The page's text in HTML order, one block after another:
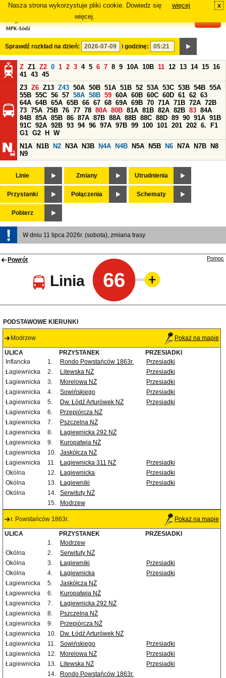
Nasza strona wykorzystuje pliki cookie. Dowiedz się
więcej.
więcej x
Sprawdź rozkład na dzień: i godzinę:
Z Z1 Z2 0 1 2 3 4 5 6 7 8 9 10A 10B 11 12 13 14 15 16
41 43 45
Z3 Z6 Z13 Z43 50A 50B 51A 51B 52 53A 53C 53B 54B 55A
55B 55C 56 57 58A 58B 59 60A 60B 60C 60D 61 62 63
64A 64B 65A 65B 66 67 68 69A 69B 70 71A 71B 72A 72B
73 75A 75B 76 77 78 80A 80B 81A 81B 82A 82B 83 84A
84B 85A 85B 86 87A 87B 88A 88B 88C 88D 89 90 91A 91B
91C 92A 92B 93 94 96 97A 97B 99 100 101 201 202 6.
F1
G1 G2 H
W
N1A
N1B N2 N3A N3B N4A N4B N5A N5B N6 N7A N7B
N8
N9
Linie Zmiany Utrudnienia
Przystanki Połączenia Schematy
Pobierz
W dniu 11 lipca 2026r. (sobota), zmiana trasy
Powrót
Linia 66
Pomoc
PODSTAWOWE KIERUNKI
Modrzew Pokaż na mapie
ULICA PRZYSTANEK
PRZESIADKI
Inflancka
1. Rondo Powstańców 1863r.
Przesiadki
Łagiewnicka
2. Litewska NŻ
Przesiadki
Łagiewnicka
3. Morelowa NŻ
Przesiadki
Łagiewnicka
4. Sowińskiego
Przesiadki
Łagiewnicka
5. Dw. Łódź Arturówek NŻ
Przesiadki
Łagiewnicka
6.
Przepiórcza NŻ
Łagiewnicka
7.
Pszczelna NŻ
Łagiewnicka
8.
Łagiewnicka 292 NŻ
Łagiewnicka
9.
Kuropatwia NŻ
Łagiewnicka
10. Jaskółcza NŻ
Łagiewnicka
11. Łagiewnicka 311 NŻ
Przesiadki
Okólna
12. Łagiewnicka
Przesiadki
Okólna
13. Łagiewniki
Przesiadki
Okólna
14. Serwituty NŻ
15.
Modrzew
r. Powstańców 1863r. Pokaż na mapie
ULICA PRZYSTANEK
PRZESIADKI
1.
Modrzew
Okólna
2.
Serwituty NŻ
Okólna
3. Łagiewniki
Przesiadki
Okólna
4. Łagiewnicka
Przesiadki
Łagiewnicka
5.
Jaskółcza NŻ
Łagiewnicka
6.
Kuropatwia NŻ
Łagiewnicka
7.
Łagiewnicka 292 NŻ
Łagiewnicka
8.
Pszczelna NŻ
Łagiewnicka
9.
Przepiórcza NŻ
Łagiewnicka
10.
Dw. Łódź Arturówek NŻ
Łagiewnicka
11. Sowińskiego
Przesiadki
Łagiewnicka
12. Morelowa NŻ
Przesiadki
Łagiewnicka
13. Litewska NŻ
Przesiadki
14.
Rondo Powstańców 1863r.